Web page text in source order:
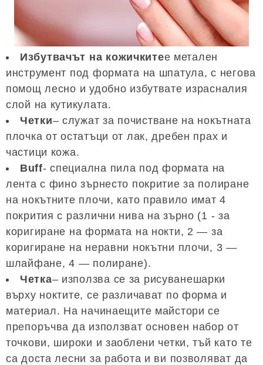
Избутвачът на кожичкитее метален
инструмент под формата на шпатула, с негова
помощ лесно и удобно избутвате израсналия
слой на кутикулата.
Четки– служат за почистване на нокътната
плочка от остатъци от лак, дребен прах и
частици кожа.
Buff- специална пила под формата на
лента с фино зърнесто покритие за полиране
на нокътните плочи, като правило имат 4
покрития с различни нива на зърно (1 - за
коригиране на формата на нокти, 2 — за
коригиране на неравни нокътни плочи, 3 —
шлайфане, 4 — полиране).
Четка– използва се за рисуванешарки
върху ноктите, се различават по форма и
материал. На начинаещите майстори се
препоръчва да използват основен набор от
точкови, широки и заоблени четки, тъй като те
са доста лесни за работа и ви позволяват да